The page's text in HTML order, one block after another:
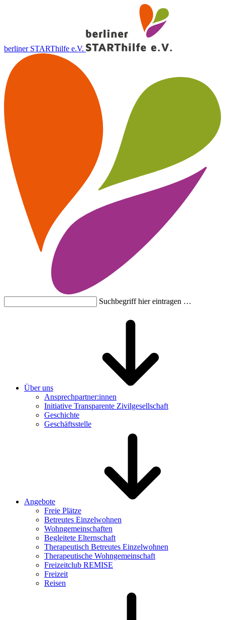
berliner STARThilfe e.V.
Suchbegriff hier eintragen …
Über uns
Ansprechpartner:innen
Initiative Transparente Zivilgesellschaft
Geschichte
Geschäftsstelle
Angebote
Freie Plätze
Betreutes Einzelwohnen
Wohngemeinschaften
Begleitete Elternschaft
Therapeutisch Betreutes Einzelwohnen
Therapeutische Wohngemeinschaft
Freizeitclub REMISE
Freizeit
Reisen